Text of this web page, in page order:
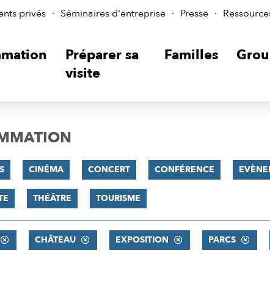
privés Séminaires d'entreprise Presse
Préparer sa
visite
Familles
CINÉMA CONCERT CONFÉRENCE
THÉÂTRE TOURISME
CHÂTEAU EXPOSITION PARCS